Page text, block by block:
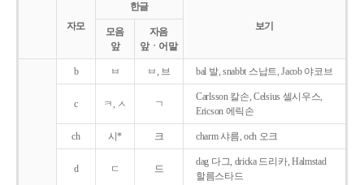
자모
한글
보기
모음
앞
자음
앞ㆍ어말
b ㅂ ㅂ, 브 bal 발, snabbt 스납트, Jacob 야코브
c ㅋ, ㅅ ㄱ
Carlsson 칼손, Celsius 셀시우스,
Ericson 에릭손
ch 시* 크 charm 샤름, och 오크
d ㄷ 드
dag 다그, dricka 드리카, Halmstad
할름스타드